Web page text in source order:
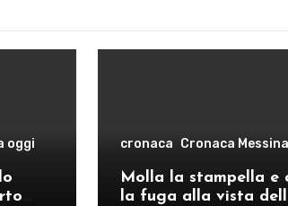
oggi cronaca Cronaca
Molla la stampella e
la fuga alla vista